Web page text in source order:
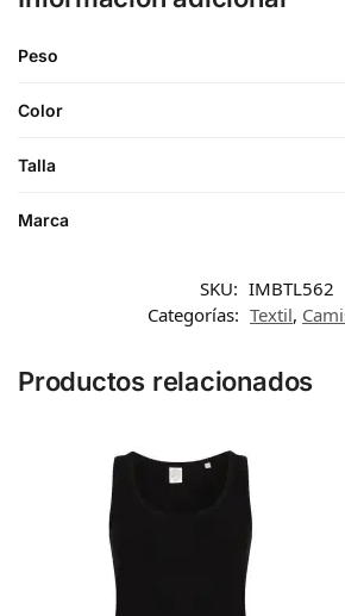
Peso
Color
Talla
Marca
SKU: IMBTL562
Categorías: Textil,
Productos relacionados